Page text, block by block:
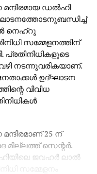
ഡല്‍ഹി
നെഹ്‌റു
സമ്മേളനത്തിന്
പ്രതിനിധികളുടെ
നടന്നുവരികയാണ്.
ഉദ്ഘാടന
വിവിധ
25 ന്
സെന്റര്‍.
ജവഹര്‍ ലാല്‍